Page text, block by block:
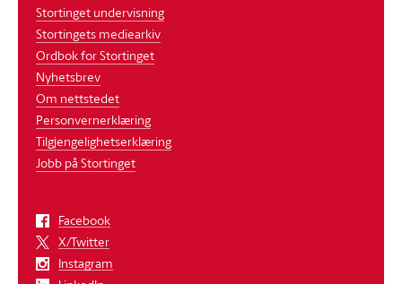
Stortinget undervisning
Stortingets mediearkiv
Ordbok for Stortinget
Nyhetsbrev
Om nettstedet
Personvernerklæring
Tilgjengelighetserklæring
Jobb på Stortinget
Facebook
X/Twitter
Instagram